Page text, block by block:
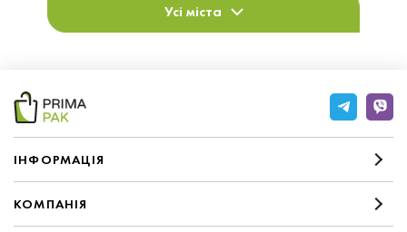
Усі міста
IНФОРМАЦIЯ
КОМПАНIЯ